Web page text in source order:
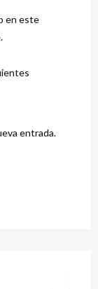
en este
entrada.